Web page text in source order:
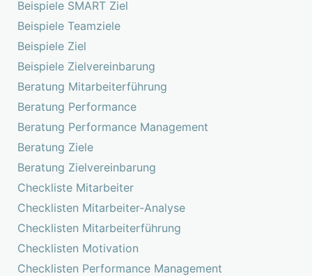
Beispiele SMART Ziel
Beispiele Teamziele
Beispiele Ziel
Beispiele Zielvereinbarung
Beratung Mitarbeiterführung
Beratung Performance
Beratung Performance Management
Beratung Ziele
Beratung Zielvereinbarung
Checkliste Mitarbeiter
Checklisten Mitarbeiter-Analyse
Checklisten Mitarbeiterführung
Checklisten Motivation
Checklisten Performance Management